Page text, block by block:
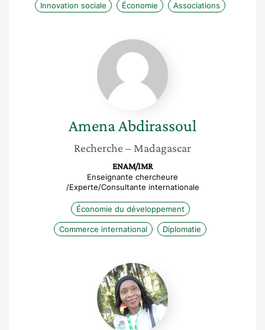
Innovation sociale
Économie Associations
Amena
Abdirassoul
AmenaAbdirassoul
Recherche – Madagascar
ENAM/IMR
Enseignante chercheure
/Experte/Consultante internationale
Économie du développement
Commerce international Diplomatie
Marie
Bwami